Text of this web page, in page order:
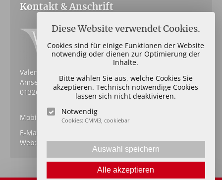
Kontakt & Anschrift
Valent Immobilien oHG
Amselsteg 9
01326 Dresden
Mobil: 0162 89 89 857
E-Mail:
Web:
www.valent-immobilien.de
Diese Website verwendet Cookies.
Cookies sind für einige Funktionen der Website
notwendig oder dienen zur Optimierung der
Inhalte.
Bitte wählen Sie aus, welche Cookies Sie
akzeptieren. Technisch notwendige Cookies
lassen sich nicht deaktivieren.
Notwendig
Cookies: CMM3, cookiebar
Auswahl speichern
Alle akzeptieren